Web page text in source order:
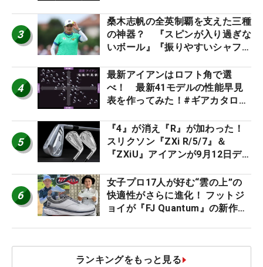
3
桑木志帆の全英制覇を支えた三種
の神器？ 『スピンが入り過ぎな
いボール』『振りやすいシャフ
ー』 #女子プロセッティング
4
最新アイアンはロフト角で選
べ！ 最新41モデルの性能早見
表を作ってみた！#ギアカタログ
5
『4』が消え『R』が加わった！
スリクソン『ZXi R/5/7』＆
『ZXiU』アイアンが9月12日デ
6
女子プロ17人が好む“雲の上”の
快適性がさらに進化！ フットジ
ョイが『FJ Quantum』の新作を
ランキングをもっと見る